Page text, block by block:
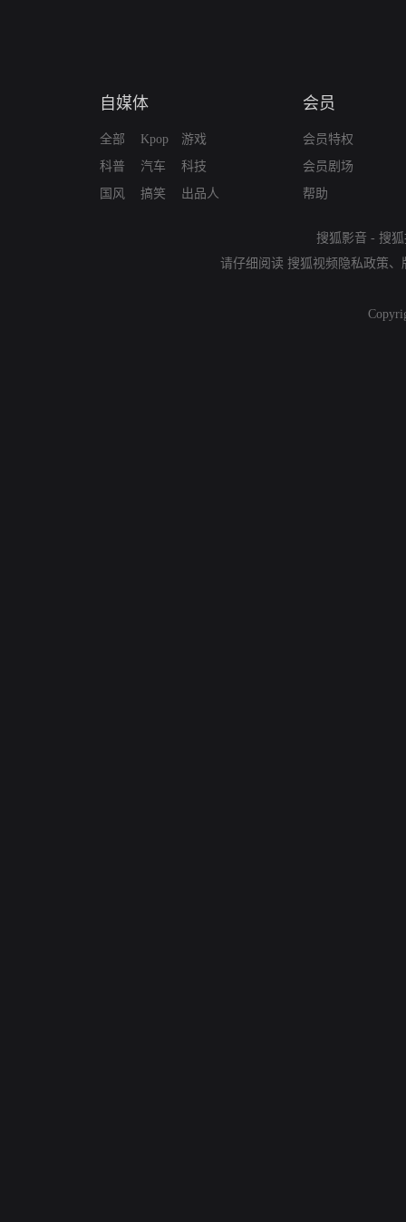
自媒体
全部
科普
国风
Kpop
汽车
搞笑
游戏
科技
出品人
会员
会员特权
会员剧场
帮助
搜狐影音 - 搜
请仔细阅读 搜狐视频隐私政策、